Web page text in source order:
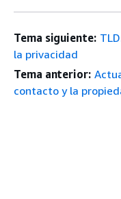
Tema siguiente:
la privacidad
Tema anterior:
contacto y la